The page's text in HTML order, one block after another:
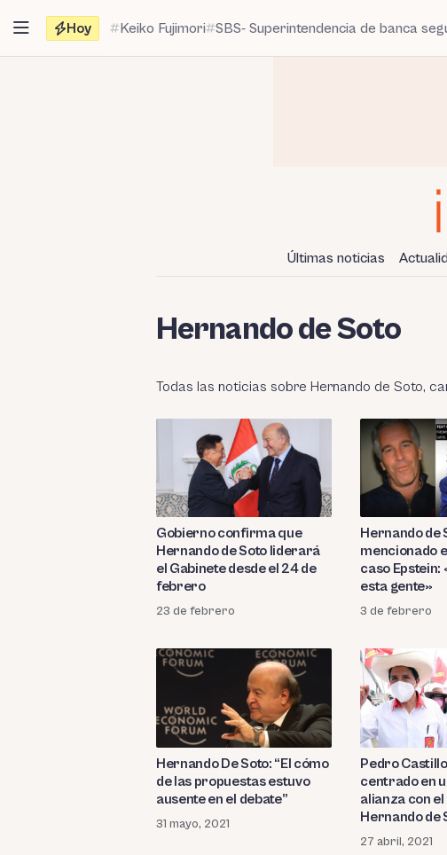
contenido
Hoy Keiko Fujimori SBS- Superintendencia de banca
Últimas noticias
Hernando de Soto
Todas las noticias sobre Hernando de Soto,
Gobierno confirma que
Hernando de Soto liderará
el Gabinete desde el 24 de
febrero
23 de febrero
Hernando de
mencionado
caso Epstein:
esta gente»
3 de febrero
Hernando De Soto: “El cómo
de las propuestas estuvo
ausente en el debate”
31 mayo, 2021
Pedro
centrado en
alianza con
Hernando de
27 abril, 2021